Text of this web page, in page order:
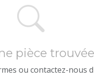
pièce trouvée
ou contactez-nous